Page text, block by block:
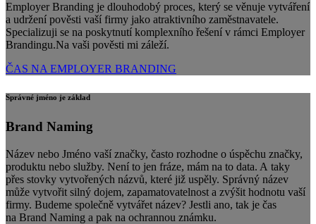
Employer Branding je dlouhodobý proces, který se věnuje vytváření
a udržení pověsti vaší firmy jako atraktivního zaměstnavatele.
Specializuji se na poskytnutí komplexního řešení v rámci Employer
Brandingu.Na vaši pověsti mi záleží.
ČAS NA EMPLOYER BRANDING
Správné jméno je základ
Brand Naming
Název nebo Jméno vaší značky, často rozhodne o úspěchu značky,
produktu nebo služby. Není to jen fráze, mám na to data. A taky
přes stovky vytvořených názvů, které již uspěly. Správný název
může vytvořit silný dojem, zapamatovatelnost a zvýšit hodnotu vaší
firmy. Budeme společně vytvářet název? Jestli ano, tak je čas
na Brand Naming a pak na ochrannou známku.